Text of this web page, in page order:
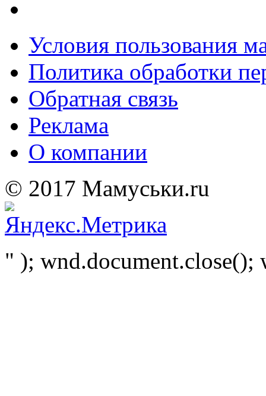
Условия пользования
Политика обработки
Обратная связь
Реклама
О компании
© 2017 Мамуськи.ru
" );